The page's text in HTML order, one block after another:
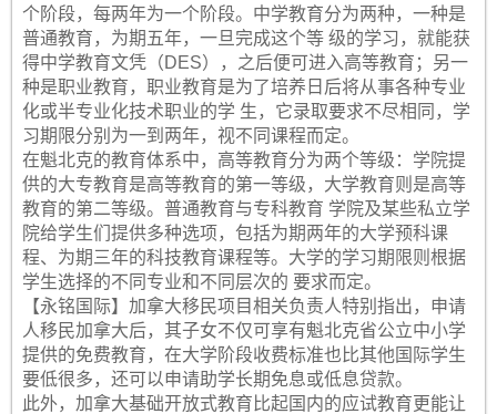
个阶段，每两年为一个阶段。中学教育分为两种，一种是
普通教育，为期五年，一旦完成这个等 级的学习，就能获
得中学教育文凭（DES），之后便可进入高等教育；另一
种是职业教育，职业教育是为了培养日后将从事各种专业
化或半专业化技术职业的学 生，它录取要求不尽相同，学
习期限分别为一到两年，视不同课程而定。
在魁北克的教育体系中，高等教育分为两个等级：学院提
供的大专教育是高等教育的第一等级，大学教育则是高等
教育的第二等级。普通教育与专科教育 学院及某些私立学
院给学生们提供多种选项，包括为期两年的大学预科课
程、为期三年的科技教育课程等。大学的学习期限则根据
学生选择的不同专业和不同层次的 要求而定。
【永铭国际】加拿大移民项目相关负责人特别指出，申请
人移民加拿大后，其子女不仅可享有魁北克省公立中小学
提供的免费教育，在大学阶段收费标准也比其他国际学生
要低很多，还可以申请助学长期免息或低息贷款。
此外，加拿大基础开放式教育比起国内的应试教育更能让